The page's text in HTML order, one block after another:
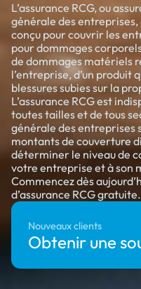
L’assurance RCG, ou
générale des entreprises,
conçu pour couvrir les
pour dommages
de dommages matériels
l’entreprise, d’un produit
blessures subies sur la
L’assurance RCG est
toutes tailles et de tous
générale des entreprises
montants de couverture
déterminer le niveau de
votre entreprise et à son
Commencez dès
d’assurance RCG gratuite.
Nouveaux clients
Obtenir une